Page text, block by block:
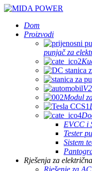
Dom
Proizvodi
punjač za
Modul
EVCC i
Tester
Sistem
Rješenja za
Rješenje za